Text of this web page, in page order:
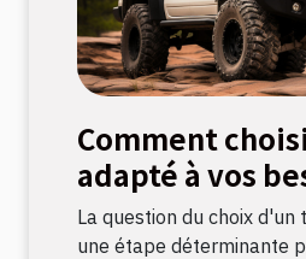
Comment
adapté à vos
bricolage
La question du choix
une étape déterminante